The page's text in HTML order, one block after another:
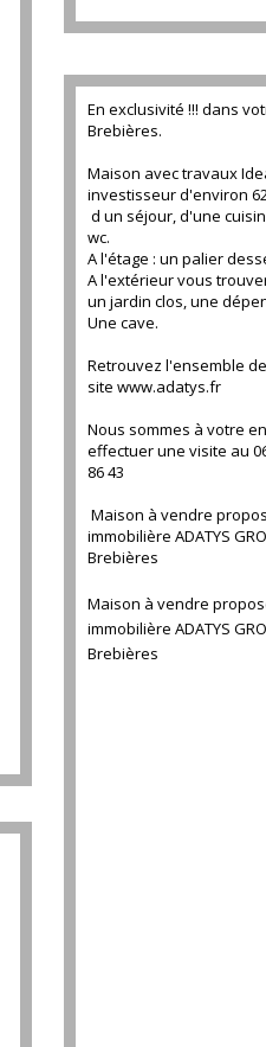
En exclusivité !!! dans
Brebières.
Maison avec travaux
investisseur d'environ
d un séjour, d'une
wc.
A l'étage : un palier
A l'extérieur vous
un jardin clos, une
Une cave.
Retrouvez l'ensemble
site www.adatys.fr
Nous sommes à votre
effectuer une visite au
86 43
Maison à vendre
immobilière ADATYS
Brebières
Maison à vendre
immobilière ADATYS
Brebières